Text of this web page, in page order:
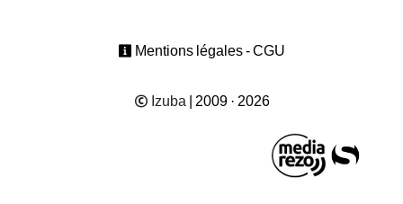
Mentions légales - CGU
Izuba | 2009 · 2026